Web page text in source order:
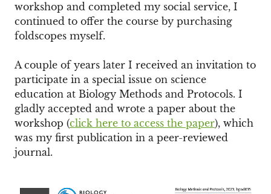
workshop and completed my social service, I
continued to offer the course by purchasing
foldscopes myself.
A couple of years later I received an invitation to
participate in a special issue on science
education at Biology Methods and Protocols. I
gladly accepted and wrote a paper about the
workshop (click here to access the paper), which
was my first publication in a peer-reviewed
journal.